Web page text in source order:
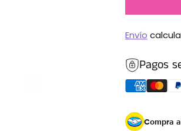
Envío
Pagos
Compra